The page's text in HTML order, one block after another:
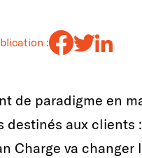
:
de paradigme en
destinés aux clients :
Charge va changer